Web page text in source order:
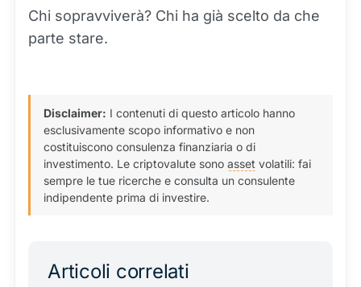
Chi sopravviverà? Chi ha già scelto da che
parte stare.
Disclaimer: I contenuti di questo articolo hanno
esclusivamente scopo informativo e non
costituiscono consulenza finanziaria o di
investimento. Le criptovalute sono asset volatili: fai
sempre le tue ricerche e consulta un consulente
indipendente prima di investire.
Articoli correlati